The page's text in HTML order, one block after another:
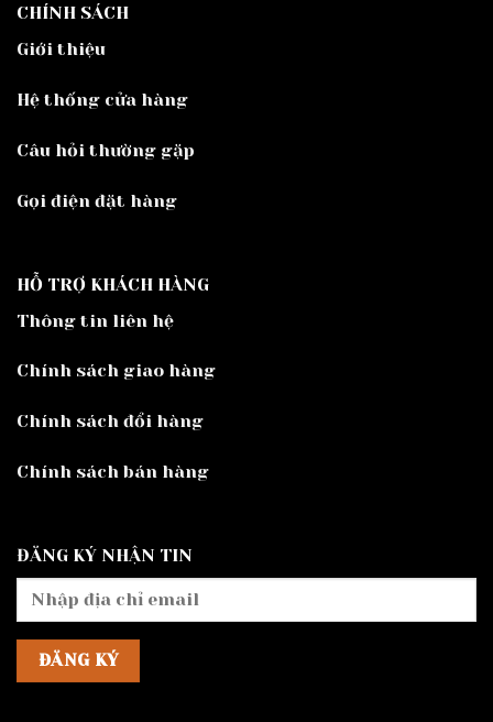
CHÍNH SÁCH
Giới thiệu
Hệ thống cửa hàng
Câu hỏi thường gặp
Gọi điện đặt hàng
HỖ TRỢ KHÁCH HÀNG
Thông tin liên hệ
Chính sách giao hàng
Chính sách đổi hàng
Chính sách bán hàng
ĐĂNG KÝ NHẬN TIN